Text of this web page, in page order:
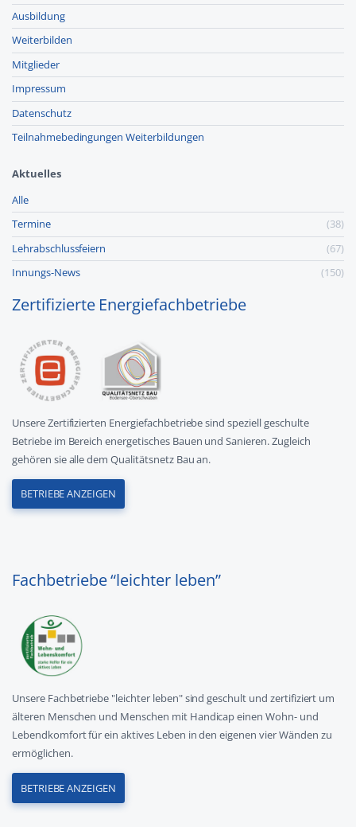
Ausbildung
Weiterbilden
Mitglieder
Impressum
Datenschutz
Teilnahmebedingungen Weiterbildungen
Aktuelles
Alle
Termine
(38)
Lehr­abschluss­feiern
(67)
Innungs-News
(150)
Zertifizierte Energiefachbetriebe
Unsere Zertifizierten Energiefachbetriebe sind speziell geschulte
Betriebe im Bereich energetisches Bauen und Sanieren. Zugleich
gehören sie alle dem Qualitätsnetz Bau an.
BETRIEBE ANZEIGEN
Fachbetriebe “leichter leben”
Unsere Fachbetriebe "leichter leben" sind geschult und zertifiziert um
älteren Menschen und Menschen mit Handicap einen Wohn- und
Lebendkomfort für ein aktives Leben in den eigenen vier Wänden zu
ermöglichen.
BETRIEBE ANZEIGEN